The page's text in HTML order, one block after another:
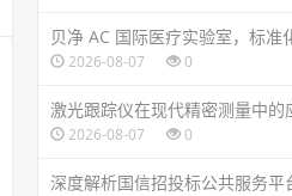
贝净 AC 国际医疗实验室，标准
2026-08-07 0
激光跟踪仪在现代精密测量中的
2026-08-07 0
深度解析国信招投标公共服务平